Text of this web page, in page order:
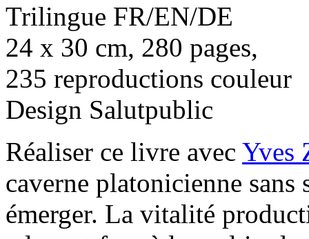
Trilingue FR/EN/DE
24 x 30 cm, 280 pages,
235 reproductions couleur
Design Salutpublic
Réaliser ce livre avec Yves
caverne platonicienne
émerger. La vitalité